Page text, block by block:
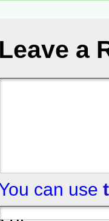
Leave a
can use